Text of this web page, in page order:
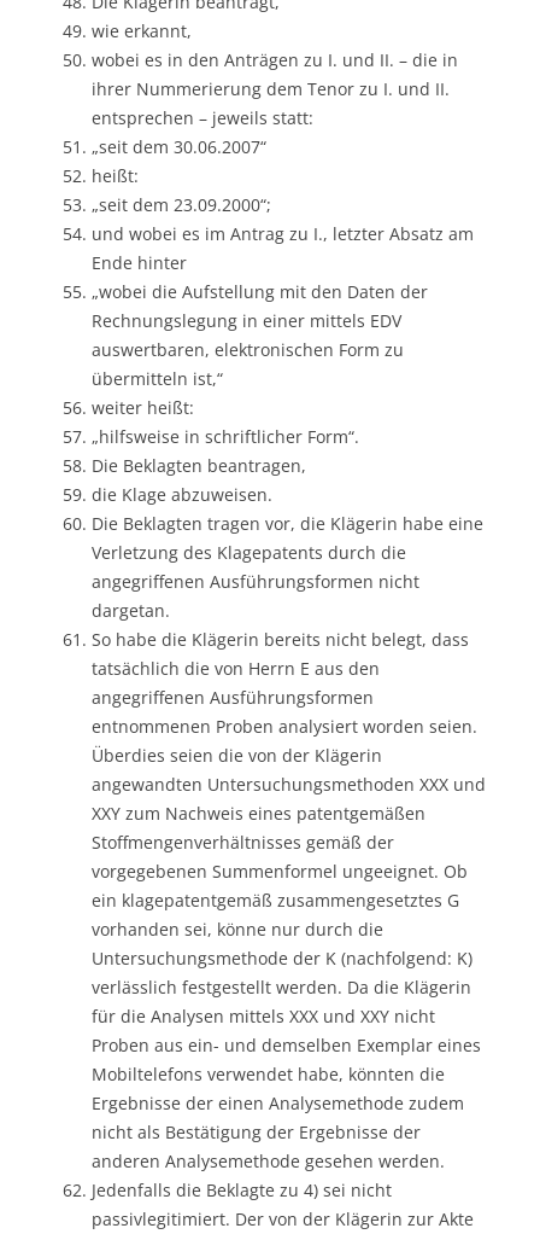
wie erkannt,
wobei es in den Anträgen zu I. und II. – die in
ihrer Nummerierung dem Tenor zu I. und II.
entsprechen – jeweils statt:
„seit dem 30.06.2007“
heißt:
„seit dem 23.09.2000“;
und wobei es im Antrag zu I., letzter Absatz am
Ende hinter
„wobei die Aufstellung mit den Daten der
Rechnungslegung in einer mittels EDV
auswertbaren, elektronischen Form zu
übermitteln ist,“
weiter heißt:
„hilfsweise in schriftlicher Form“.
Die Beklagten beantragen,
die Klage abzuweisen.
Die Beklagten tragen vor, die Klägerin habe eine
Verletzung des Klagepatents durch die
angegriffenen Ausführungsformen nicht
dargetan.
So habe die Klägerin bereits nicht belegt, dass
tatsächlich die von Herrn E aus den
angegriffenen Ausführungsformen
entnommenen Proben analysiert worden seien.
Überdies seien die von der Klägerin
angewandten Untersuchungsmethoden XXX und
XXY zum Nachweis eines patentgemäßen
Stoffmengenverhältnisses gemäß der
vorgegebenen Summenformel ungeeignet. Ob
ein klagepatentgemäß zusammengesetztes G
vorhanden sei, könne nur durch die
Untersuchungsmethode der K (nachfolgend: K)
verlässlich festgestellt werden. Da die Klägerin
für die Analysen mittels XXX und XXY nicht
Proben aus ein- und demselben Exemplar eines
Mobiltelefons verwendet habe, könnten die
Ergebnisse der einen Analysemethode zudem
nicht als Bestätigung der Ergebnisse der
anderen Analysemethode gesehen werden.
Jedenfalls die Beklagte zu 4) sei nicht
passivlegitimiert. Der von der Klägerin zur Akte